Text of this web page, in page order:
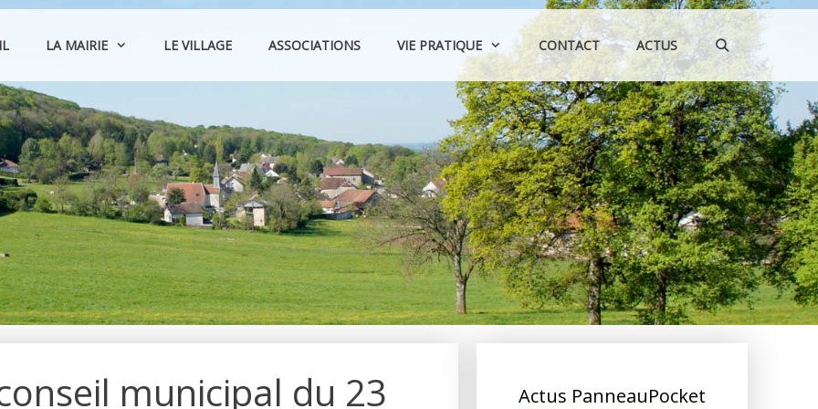
LA MAIRIE LE VILLAGE ASSOCIATIONS VIE PRATIQUE CONTACT ACTUS
municipal du 23
Actus PanneauPocket